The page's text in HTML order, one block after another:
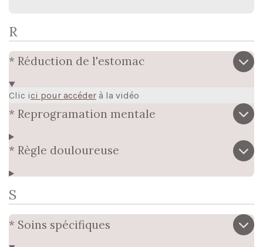
R
* Réduction de l'estomac
Clic ici pour accéder à la vidéo
* Reprogramation mentale
* Règle douloureuse
S
* Soins spécifiques